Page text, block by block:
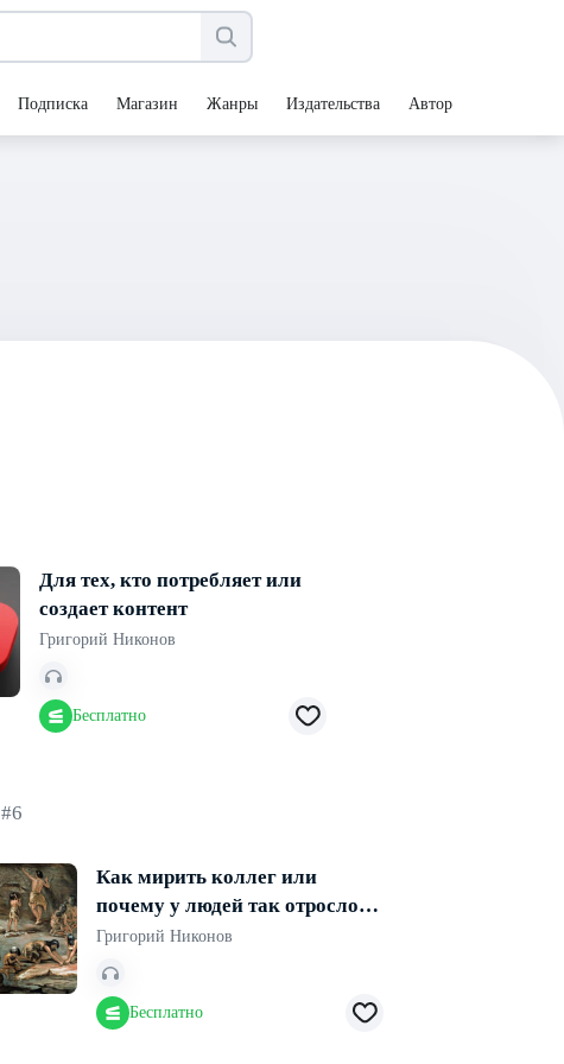
Подписка Магазин Жанры Издательства Авторы
Для тех, кто потребляет или
создает контент
Григорий Никонов
Бесплатно
#6
Как мирить коллег или
почему у людей так отросло
сознание
Григорий Никонов
Бесплатно